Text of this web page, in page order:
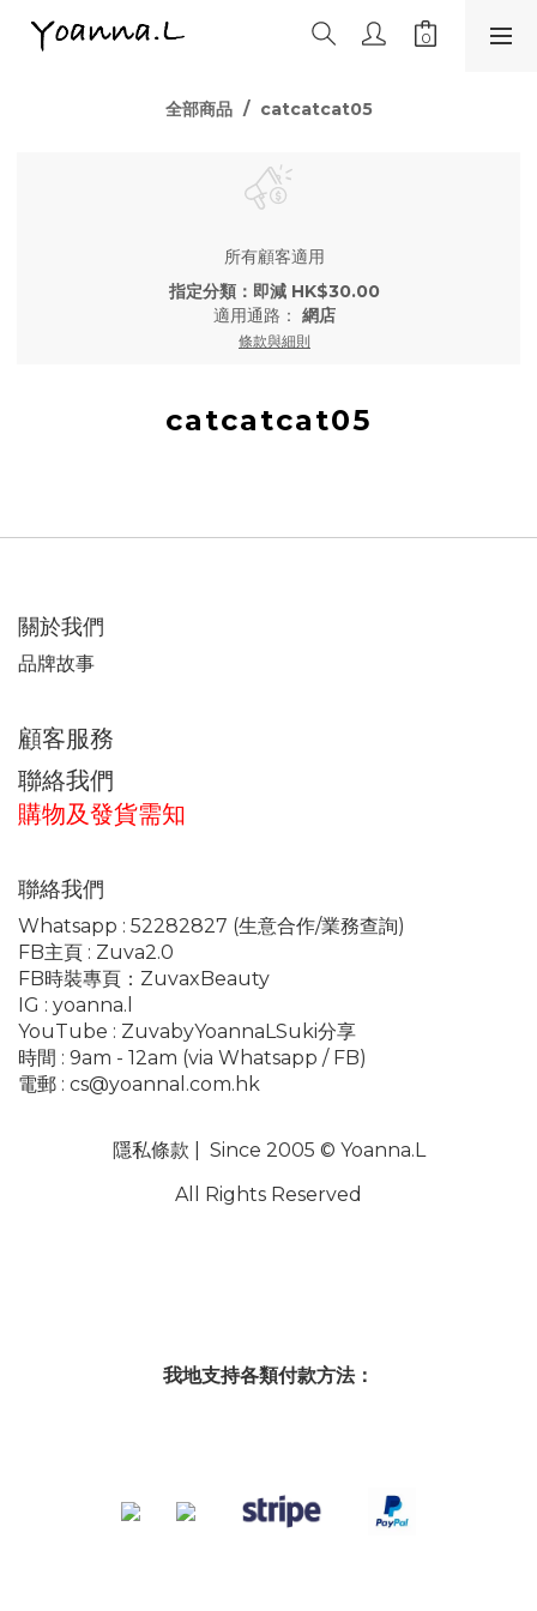
全部商品 catcatcat05
所有顧客適用
指定分類：即減 HK$30.00
適用通路： 網店
條款與細則
catcatcat05
關於我們
品牌故事
顧客服務
聯絡我們
購物及發貨需知
聯絡我們
Whatsapp : 52282827 (生意合作/業務查詢)
FB主頁 : Zuva2.0
FB時裝專頁： ZuvaxBeauty
IG : yoanna.l
YouTube : ZuvabyYoannaLSuki分享
時間 : 9am - 12am (via Whatsapp / FB)
電郵 : cs@yoannal.com.hk
隱私條款 | Since 2005 © Yoanna.L
All Rights Reserved
我地支持各類付款方法：